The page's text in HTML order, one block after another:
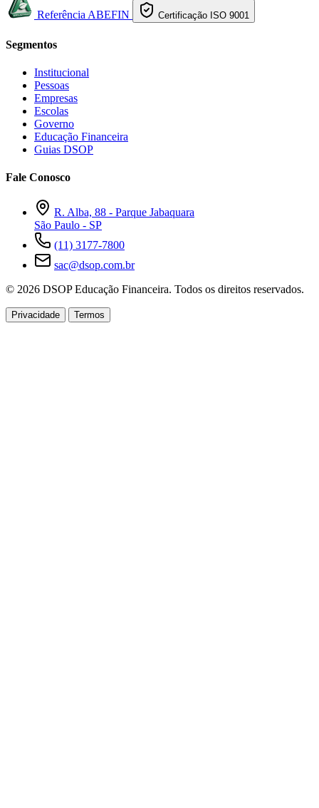
Referência ABEFIN Certificação ISO 9001
Segmentos
Institucional
Pessoas
Empresas
Escolas
Governo
Educação Financeira
Guias DSOP
Fale Conosco
R. Alba, 88 - Parque Jabaquara
São Paulo - SP
(11) 3177-7800
sac@dsop.com.br
© 2026 DSOP Educação Financeira. Todos os direitos reservados.
Privacidade Termos